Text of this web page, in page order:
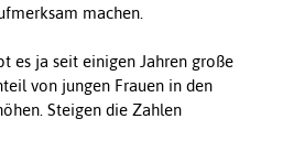
machen.
es ja seit einigen Jahren große
von jungen Frauen in den
Steigen die Zahlen